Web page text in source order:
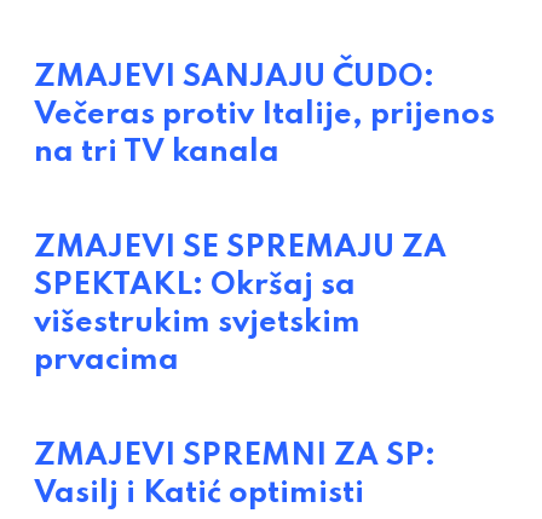
ZMAJEVI SANJAJU ČUDO:
Večeras protiv Italije, prijenos
na tri TV kanala
ZMAJEVI SE SPREMAJU ZA
SPEKTAKL: Okršaj sa
višestrukim svjetskim
prvacima
ZMAJEVI SPREMNI ZA SP:
Vasilj i Katić optimisti